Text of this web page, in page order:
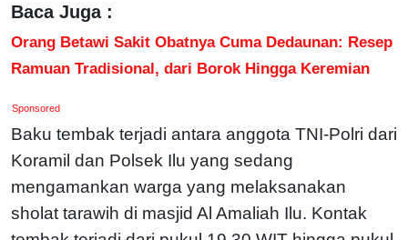
Baca Juga :
Orang Betawi Sakit Obatnya Cuma Dedaunan: Resep
Ramuan Tradisional, dari Borok Hingga Keremian
Sponsored
Baku tembak terjadi antara anggota TNI-Polri dari
Koramil dan Polsek Ilu yang sedang
mengamankan warga yang melaksanakan
sholat tarawih di masjid Al Amaliah Ilu. Kontak